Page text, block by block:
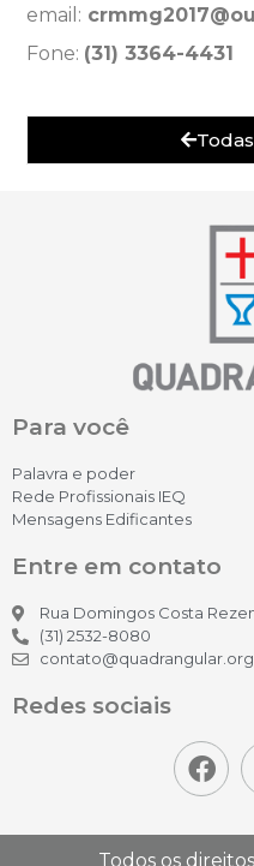
email:
Fone: (31) 3364-4431
Para você
Palavra e poder
Rede Profissionais IEQ
Mensagens Edificantes
Entre em contato
Rua Domingos Costa
(31) 2532-8080
contato@quadrangular.org
Redes sociais
Todos os